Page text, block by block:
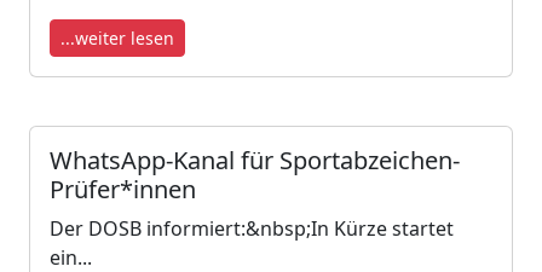
...weiter lesen
WhatsApp-Kanal für Sportabzeichen-
Prüfer*innen
Der DOSB informiert:&nbsp;In Kürze startet
ein...